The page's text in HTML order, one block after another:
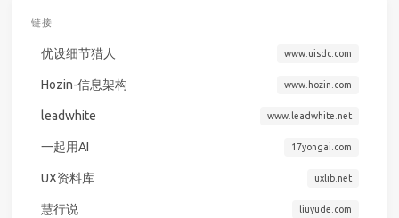
链接
优设细节猎人 www.uisdc.com
Hozin-信息架构 www.hozin.com
leadwhite www.leadwhite.net
一起用AI 17yongai.com
UX资料库 uxlib.net
慧行说 liuyude.com